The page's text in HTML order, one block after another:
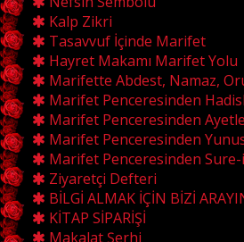
Kalp Zikri
Tasavvuf İçinde Marifet
Hayret Makamı Marifet Yolu
Marifette Abdest, Namaz,
Marifet Penceresinden
Marifet Penceresinden
Marifet Penceresinden
Marifet Penceresinden Sure-i
Ziyaretçi Defteri
BİLGİ ALMAK İÇİN BİZİ
KİTAP SİPARİŞİ
Makalat Şerhi